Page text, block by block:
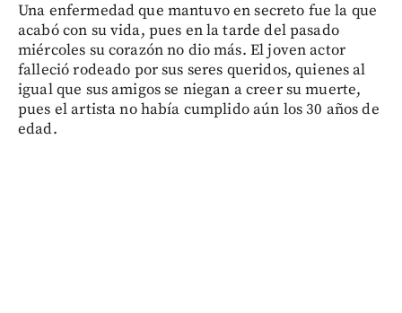
Una enfermedad que mantuvo en secreto fue la que
acabó con su vida, pues en la tarde del pasado
miércoles su corazón no dio más. El joven actor
falleció rodeado por sus seres queridos, quienes al
igual que sus amigos se niegan a creer su muerte,
pues el artista no había cumplido aún los 30 años de
edad.